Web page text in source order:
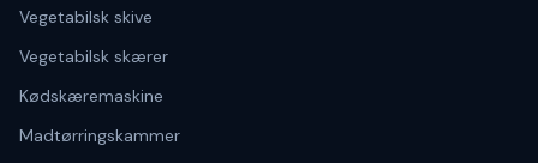
Vegetabilsk skive
Vegetabilsk skærer
Kødskæremaskine
Madtørringskammer